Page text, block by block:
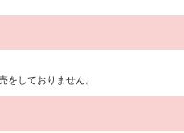
しておりません。